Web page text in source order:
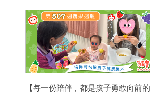
【每一份陪伴，都是孩子勇敢向前的